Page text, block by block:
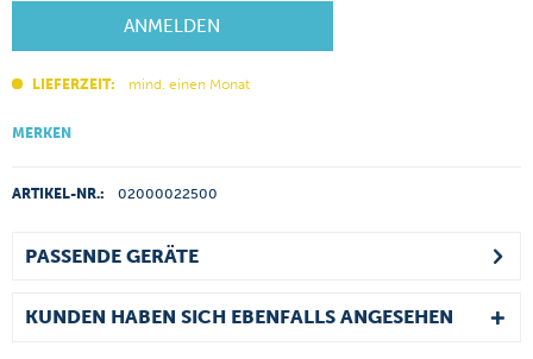
ANMELDEN
LIEFERZEIT: mind. einen Monat
MERKEN
ARTIKEL-NR.: 02000022500
PASSENDE GERÄTE
KUNDEN HABEN SICH EBENFALLS ANGESEHEN